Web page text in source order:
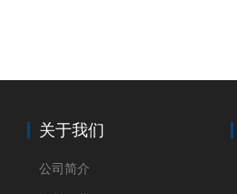
关于我们
公司简介